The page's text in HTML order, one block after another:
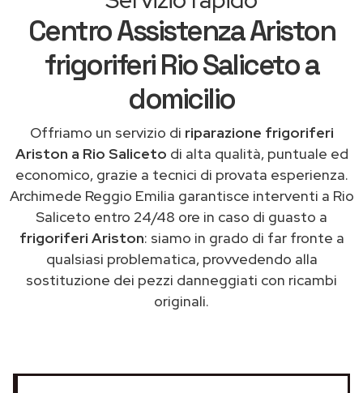
Centro Assistenza Ariston
frigoriferi Rio Saliceto a
domicilio
Offriamo un servizio di riparazione frigoriferi
Ariston a Rio Saliceto di alta qualità, puntuale ed
economico, grazie a tecnici di provata esperienza.
Archimede Reggio Emilia garantisce interventi a Rio
Saliceto entro 24/48 ore in caso di guasto a
frigoriferi Ariston: siamo in grado di far fronte a
qualsiasi problematica, provvedendo alla
sostituzione dei pezzi danneggiati con ricambi
originali.